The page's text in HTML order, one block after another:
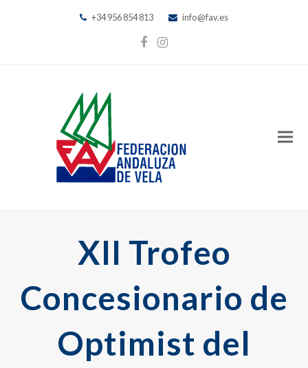
+34 956 854 813 info@fav.es
Facebook
Instagram
XII Trofeo
Concesionario de
Optimist del